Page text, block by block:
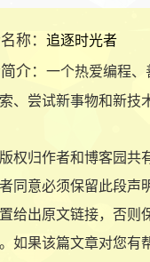
称：追逐时光者
介：一个热爱编程、
、尝试新事物和新技
权归作者和博客园共
同意必须保留此段声
给出原文链接，否则
如果该篇文章对您有